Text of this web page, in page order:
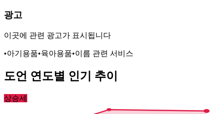
광고
이곳에 관련 광고가 표시됩니다
•아기용품•육아용품•이름 관련 서비스
도언 연도별 인기 추이
상승세